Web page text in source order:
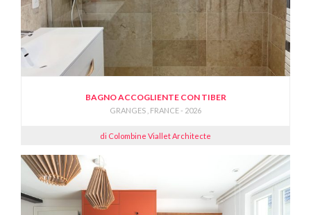
BAGNO ACCOGLIENTE CON TIBER
GRANGES , FRANCE - 2026
di Colombine Viallet Architecte